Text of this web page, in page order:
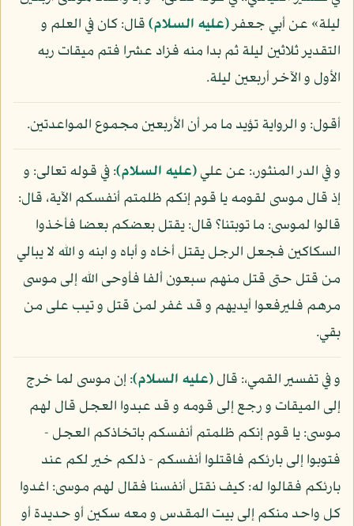
ليلة» عن أبي جعفر(عليه السلام)قال: كان في العلم و
التقدير ثلاثين ليلة ثم بدا منه فزاد عشرا فتم ميقات ربه
الأول و الآخر أربعين ليلة.
أقول: و الرواية تؤيد ما مر أن الأربعين مجموع المواعدتين.
و في الدر المنثور،: عن علي(عليه السلام): في قوله تعالى: و
إذ قال موسى لقومه يا قوم إنكم ظلمتم أنفسكم الآية، قال:
قالوا لموسى: ما توبتنا؟ قال: يقتل بعضكم بعضا فأخذوا
السكاكين فجعل الرجل يقتل أخاه و أباه و ابنه و الله لا يبالي
من قتل حتى قتل منهم سبعون ألفا فأوحى الله إلى موسى
مرهم فليرفعوا أيديهم و قد غفر لمن قتل و تيب على من
بقي.
و في تفسير القمي،: قال(عليه السلام): إن موسى لما خرج
إلى الميقات و رجع إلى قومه و قد عبدوا العجل قال لهم
موسى: يا قوم إنكم ظلمتم أنفسكم باتخاذكم العجل -
فتوبوا إلى بارئكم فاقتلوا أنفسكم - ذلكم خير لكم عند
بارئكم فقالوا له: كيف نقتل أنفسنا فقال لهم موسى: اغدوا
كل واحد منكم إلى بيت المقدس و معه سكين أو حديدة أو